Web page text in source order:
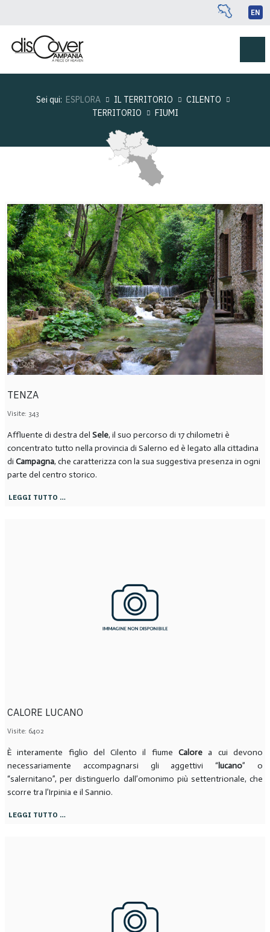
EN
Sei qui: ESPLORA IL TERRITORIO
CILENTO
TERRITORIO
FIUMI
TENZA
Visite: 343
Affluente di destra del Sele, il suo percorso di 17 chilometri è
concentrato tutto nella provincia di Salerno ed è legato alla cittadina
di Campagna, che caratterizza con la sua suggestiva presenza in ogni
parte del centro storico.
LEGGI TUTTO …
CALORE LUCANO
Visite: 6402
È interamente figlio del Cilento il fiumeCalore a cui devono
necessariamente accompagnarsi gli aggettivi “lucano” o
“salernitano”, per distinguerlo dall’omonimo più settentrionale, che
scorre tra l’Irpinia e il Sannio.
LEGGI TUTTO …